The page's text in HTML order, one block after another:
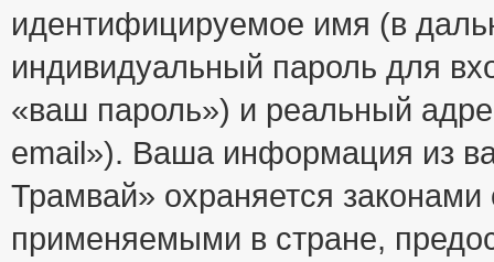
идентифицируемое имя (в
индивидуальный пароль для
«ваш пароль») и реальный
email»). Ваша информация из
Трамвай» охраняется
применяемыми в стране,